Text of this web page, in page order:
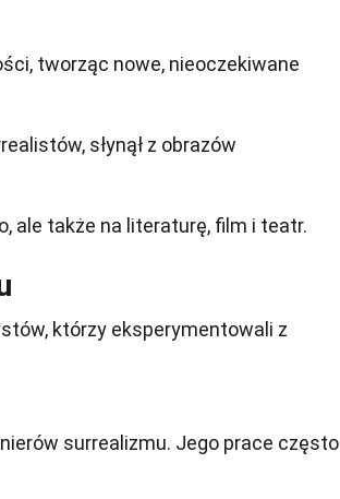
tworząc nowe, nieoczekiwane
słynął z obrazów
ale także na literaturę, film i teatr.
którzy eksperymentowali z
surrealizmu. Jego prace często